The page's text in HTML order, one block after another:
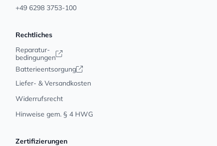
+49 6298 3753-100
Rechtliches
Reparatur-
bedingungen
Batterieentsorgung
Liefer- & Versandkosten
Widerrufsrecht
Hinweise gem. § 4 HWG
Zertifizierungen